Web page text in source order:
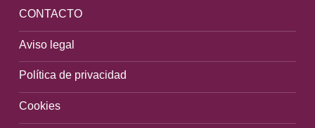
CONTACTO
Aviso legal
Política de privacidad
Cookies